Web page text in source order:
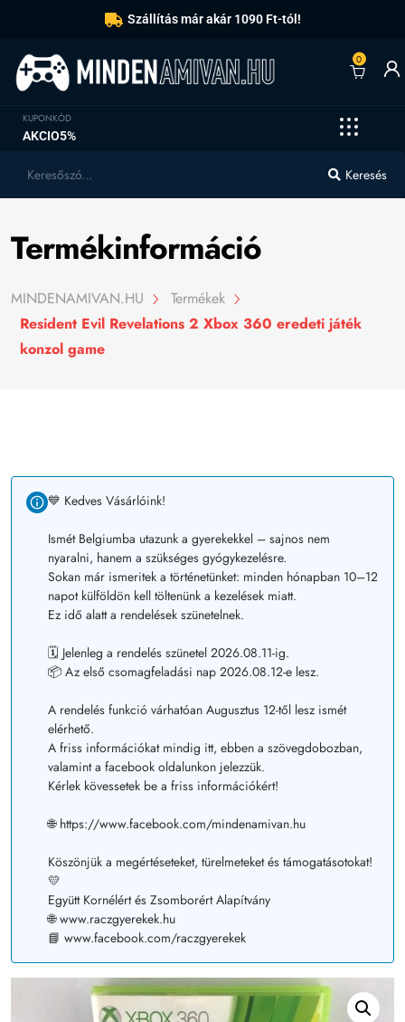
Szállítás már akár 1090 Ft-tól!
0
KUPONKÓD
AKCIO5%
Keresés
Termékinformáció
MINDENAMIVAN.HU
Termékek
Resident Evil Revelations 2 Xbox 360 eredeti játék
konzol game
💙 Kedves Vásárlóink!
Ismét Belgiumba utazunk a gyerekekkel – sajnos nem
nyaralni, hanem a szükséges gyógykezelésre.
Sokan már ismeritek a történetünket: minden hónapban 10–12
napot külföldön kell töltenünk a kezelések miatt.
Ez idő alatt a rendelések szünetelnek.
🗓️ Jelenleg a rendelés szünetel 2026.08.11-ig.
📦 Az első csomagfeladási nap 2026.08.12-e lesz.
A rendelés funkció várhatóan Augusztus 12-től lesz ismét
elérhető.
A friss információkat mindig itt, ebben a szövegdobozban,
valamint a facebook oldalunkon jelezzük.
Kérlek kövessetek be a friss információkért!
🌐 https://www.facebook.com/mindenamivan.hu
Köszönjük a megértéseteket, türelmeteket és támogatásotokat!
💛
Együtt Kornélért és Zsomborért Alapítvány
🌐 www.raczgyerekek.hu
📘 www.facebook.com/raczgyerekek